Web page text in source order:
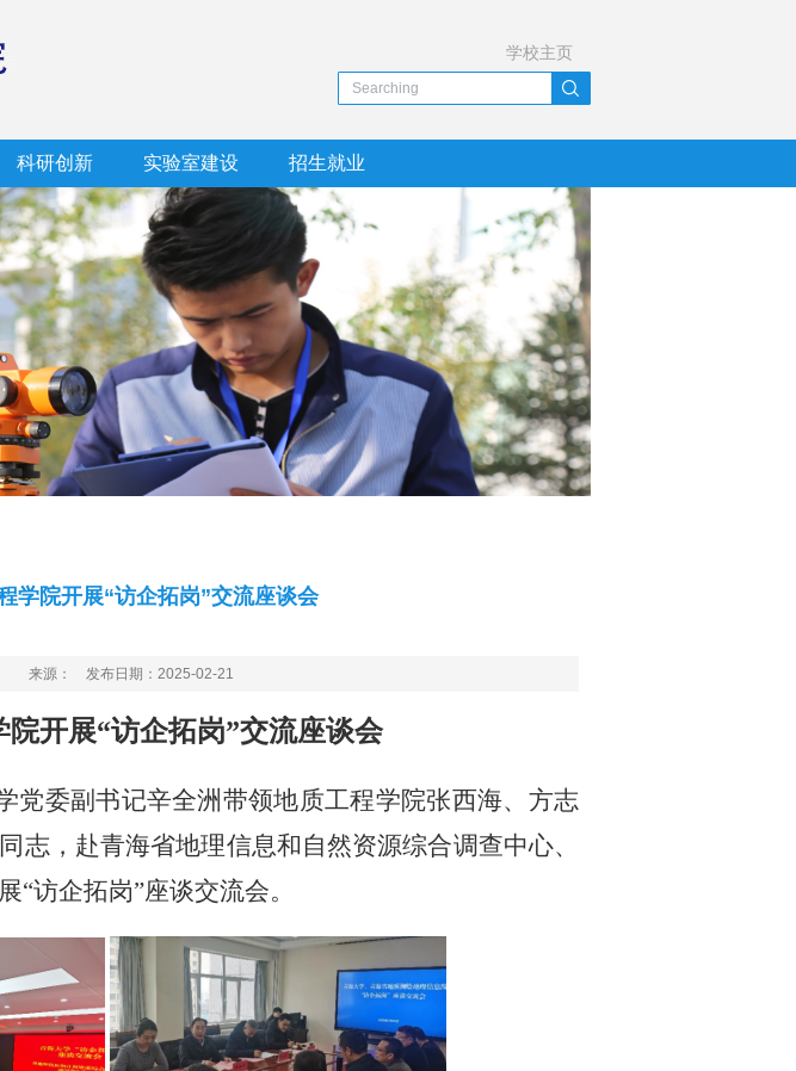
学校主页
科研创新 实验室建设 招生就业
学院开展“访企拓岗”交流座谈会
来源： 发布日期：2025-02-21
院开展“访企拓岗”交流座谈会
党委副书记辛全洲带领地质工程学院张西海、方志
志，赴青海省地理信息和自然资源综合调查中心、
访企拓岗”座谈交流会。